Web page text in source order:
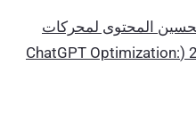
المحتوى لمحركات
الذكاء الاصطناعي 2026 (ChatGPT Optimization: